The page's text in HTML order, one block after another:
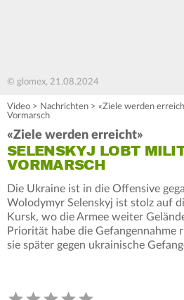
© glomex, 21.08.2024
Video > Nachrichten > «Ziele werden
Vormarsch
«Ziele werden erreicht»
SELENSKYJ LOBT
VORMARSCH
Die Ukraine ist in die Offensive
Wolodymyr Selenskyj ist stolz auf
Kursk, wo die Armee weiter
Priorität habe die Gefangennahme
sie später gegen ukrainische